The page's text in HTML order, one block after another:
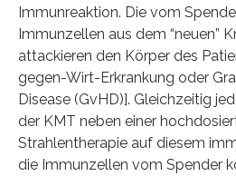
Immunreaktion. Die vom
Immunzellen aus dem “neuen”
attackieren den Körper des
gegen-Wirt-Erkrankung oder
Disease (GvHD)]. Gleichzeitig
der KMT neben einer
Strahlentherapie auf diesem
die Immunzellen vom Spender